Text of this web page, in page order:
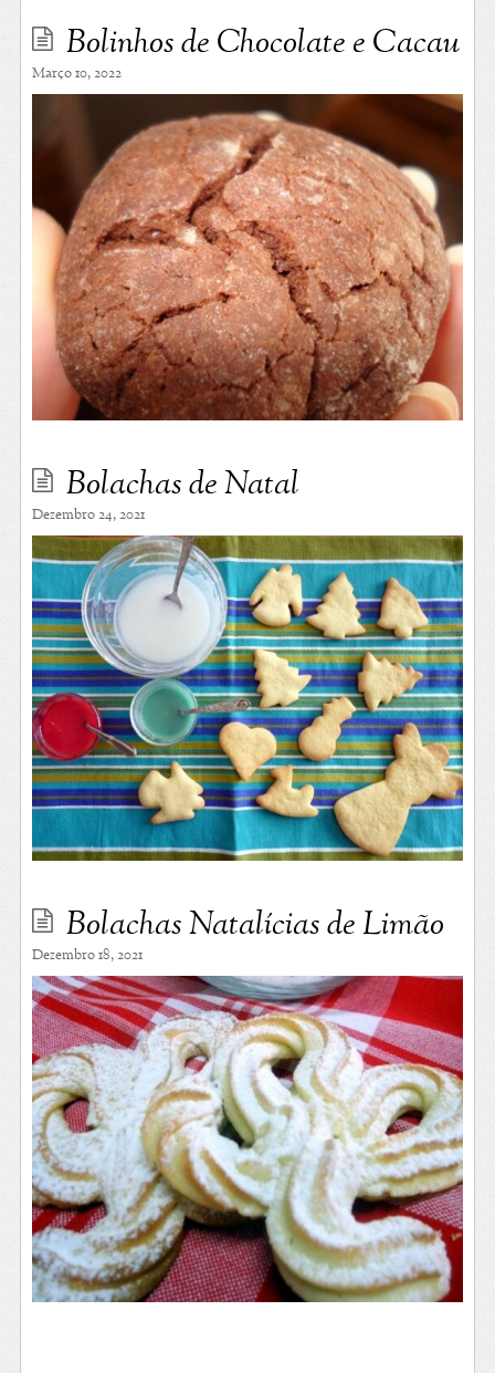
Bolinhos de Chocolate e Cacau
Março 10, 2022
Bolachas de Natal
Dezembro 24, 2021
Bolachas Natalícias de Limão
Dezembro 18, 2021